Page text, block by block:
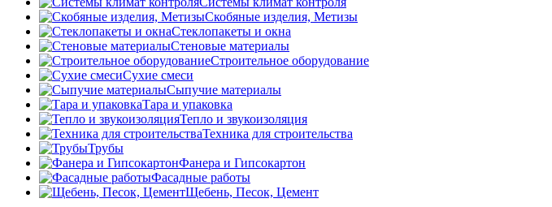
Скобяные изделия, Метизы
Стеклопакеты и окна
Стеновые материалы
Строительное оборудование
Сухие смеси
Сыпучие материалы
Тара и упаковка
Тепло и звукоизоляция
Техника для строительства
Трубы
Фанера и Гипсокартон
Фасадные работы
Щебень, Песок, Цемент